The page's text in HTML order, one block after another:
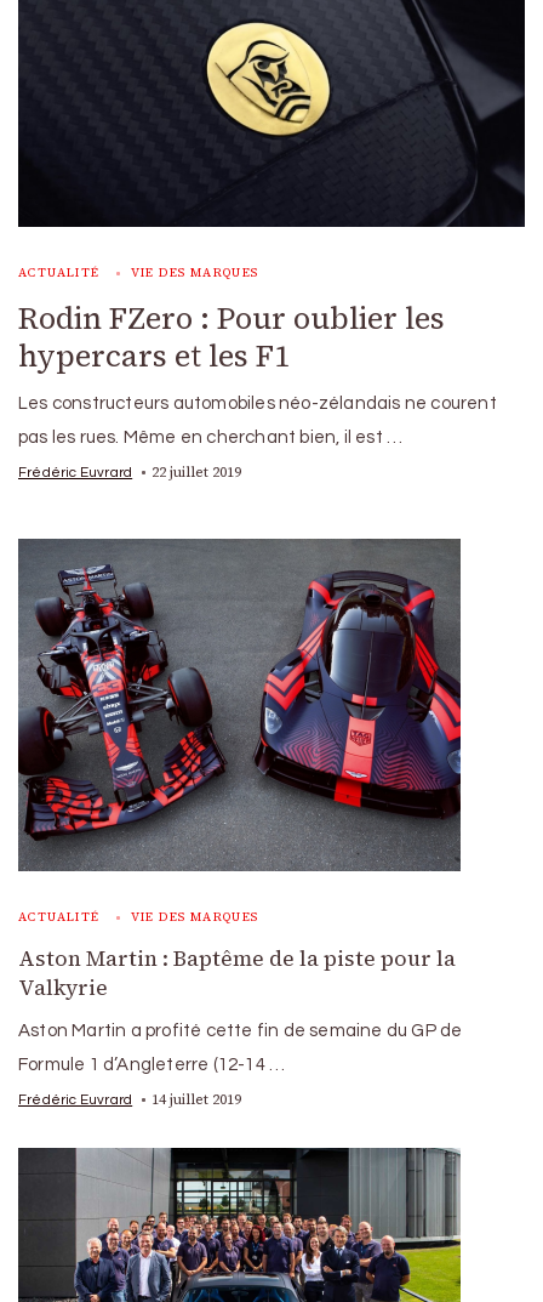
ACTUALITÉ VIE DES MARQUES
Rodin FZero : Pour oublier les
hypercars et les F1
Les constructeurs automobiles néo-zélandais ne courent
pas les rues. Même en cherchant bien, il est …
Frédéric Euvrard 22 juillet 2019
ACTUALITÉ VIE DES MARQUES
Aston Martin : Baptême de la piste pour la
Valkyrie
Aston Martin a profité cette fin de semaine du GP de
Formule 1 d’Angleterre (12-14 …
Frédéric Euvrard 14 juillet 2019